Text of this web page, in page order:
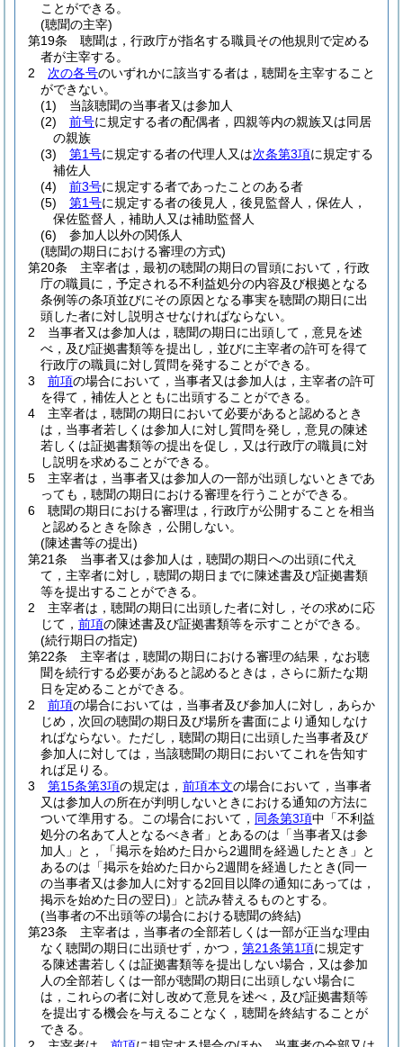
ことができる。
(聴聞の主宰)
第19条
聴聞は，行政庁が指名する職員その他規則で定める
者が主宰する。
2
次の各号のいずれかに該当する者は，聴聞を主宰すること
ができない。
(1)
当該聴聞の当事者又は参加人
(2)
前号に規定する者の配偶者，四親等内の親族又は同居
の親族
(3)
第1号に規定する者の代理人又は次条第3項に規定する
補佐人
(4)
前3号に規定する者であったことのある者
(5)
第1号に規定する者の後見人，後見監督人，保佐人，
保佐監督人，補助人又は補助監督人
(6)
参加人以外の関係人
(聴聞の期日における審理の方式)
第20条
主宰者は，最初の聴聞の期日の冒頭において，行政
庁の職員に，予定される不利益処分の内容及び根拠となる
条例等の条項並びにその原因となる事実を聴聞の期日に出
頭した者に対し説明させなければならない。
2
当事者又は参加人は，聴聞の期日に出頭して，意見を述
べ，及び証拠書類等を提出し，並びに主宰者の許可を得て
行政庁の職員に対し質問を発することができる。
3
前項の場合において，当事者又は参加人は，主宰者の許可
を得て，補佐人とともに出頭することができる。
4
主宰者は，聴聞の期日において必要があると認めるとき
は，当事者若しくは参加人に対し質問を発し，意見の陳述
若しくは証拠書類等の提出を促し，又は行政庁の職員に対
し説明を求めることができる。
5
主宰者は，当事者又は参加人の一部が出頭しないときであ
っても，聴聞の期日における審理を行うことができる。
6
聴聞の期日における審理は，行政庁が公開することを相当
と認めるときを除き，公開しない。
(陳述書等の提出)
第21条
当事者又は参加人は，聴聞の期日への出頭に代え
て，主宰者に対し，聴聞の期日までに陳述書及び証拠書類
等を提出することができる。
2
主宰者は，聴聞の期日に出頭した者に対し，その求めに応
じて， 前項の陳述書及び証拠書類等を示すことができる。
(続行期日の指定)
第22条
主宰者は，聴聞の期日における審理の結果，なお聴
聞を続行する必要があると認めるときは，さらに新たな期
日を定めることができる。
2
前項の場合においては，当事者及び参加人に対し，あらか
じめ，次回の聴聞の期日及び場所を書面により通知しなけ
ればならない。 ただし，聴聞の期日に出頭した当事者及び
参加人に対しては，当該聴聞の期日においてこれを告知す
れば足りる。
3
第15条第3項の規定は， 前項本文の場合において，当事者
又は参加人の所在が判明しないときにおける通知の方法に
ついて準用する。
この場合において， 同条第3項中「不利益
処分の名あて人となるべき者」とあるのは「当事者又は参
加人」と，「掲示を始めた日から2週間を経過したとき」と
あるのは「掲示を始めた日から2週間を経過したとき(同一
の当事者又は参加人に対する2回目以降の通知にあっては，
掲示を始めた日の翌日) 」と読み替えるものとする。
(当事者の不出頭等の場合における聴聞の終結)
第23条
主宰者は，当事者の全部若しくは一部が正当な理由
なく聴聞の期日に出頭せず，かつ， 第21条第1項に規定す
る陳述書若しくは証拠書類等を提出しない場合，又は参加
人の全部若しくは一部が聴聞の期日に出頭しない場合に
は，これらの者に対し改めて意見を述べ，及び証拠書類等
を提出する機会を与えることなく，聴聞を終結することが
できる。